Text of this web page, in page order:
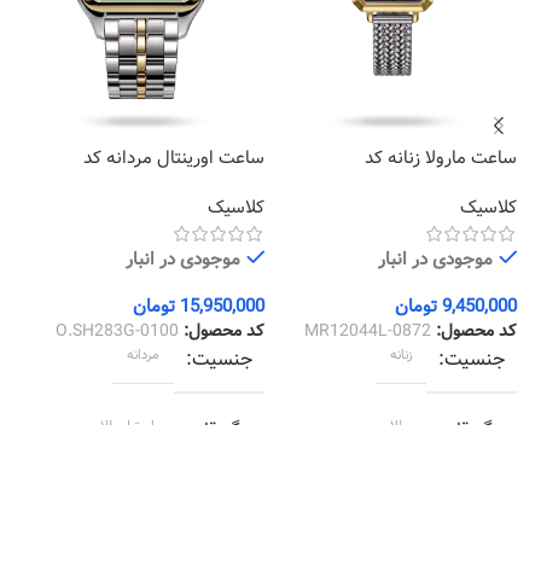
ساعت مارولا زنانه کد
کلاسیک
موجودی در انبار
9,450,000تومان
کد محصول: MR12044L-0872
جنسیت زنانه
رنگ قاب طلایی
ساعت اورینتال مردانه کد
کلاسیک
موجودی در انبار
15,950,000 تومان
کد محصول: O.SH283G-0100
جنسیت مردانه
رنگ قاب استیل طلایی